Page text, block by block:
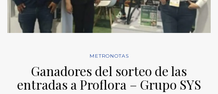
METRONOTAS
Ganadores del sorteo de las
entradas a Proflora – Grupo SYS